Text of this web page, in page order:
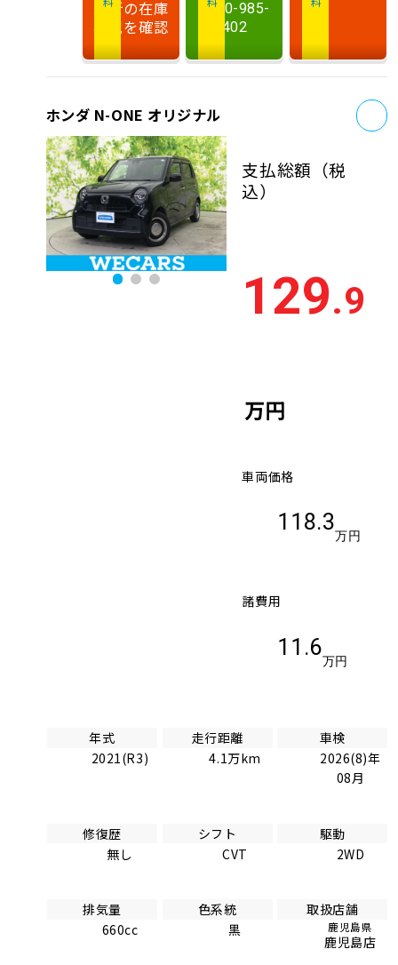
最新の在庫
状況を確認
0120-985-
402
ホンダ N-ONE オリジナル
支払総額 （税
込）
129.9
万円
車両価格
118.3
万円
諸費用
11.6
万円
年式
2021(R3)
走行距離
4.1万km
車検
2026(8)年
08月
修復歴
無し
シフト
CVT
駆動
2WD
排気量
660cc
色系統
黒
取扱店舗
鹿児島県
鹿児島店